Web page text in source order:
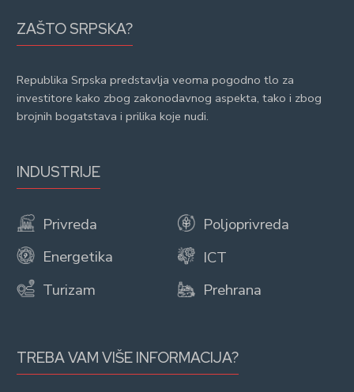
ZAŠTO SRPSKA?
Republika Srpska predstavlja veoma pogodno tlo za
investitore kako zbog zakonodavnog aspekta, tako i zbog
brojnih bogatstava i prilika koje nudi.
INDUSTRIJE
Privreda
Energetika
Turizam
Poljoprivreda
ICT
Prehrana
TREBA VAM VIŠE INFORMACIJA?